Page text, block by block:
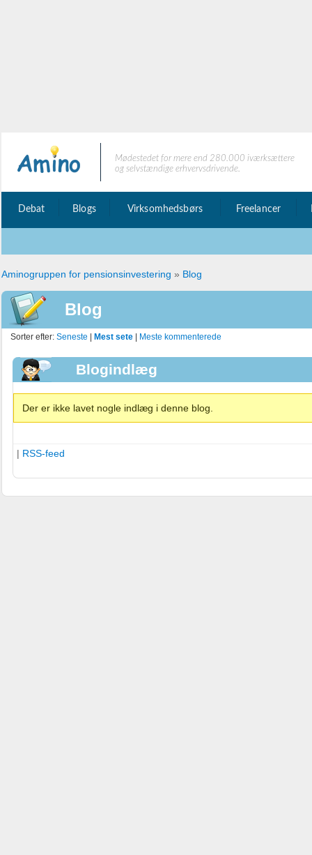
Mødestedet for mere end 280.000 iværksættere
og selvstændige erhvervsdrivende.
Debat Blogs Virksomhedsbørs Freelancer
Aminogruppen for pensionsinvestering » Blog
Blog
Sorter efter: Seneste Mest sete Meste kommenterede
Blogindlæg
Der er ikke lavet nogle indlæg i denne blog.
| RSS-feed